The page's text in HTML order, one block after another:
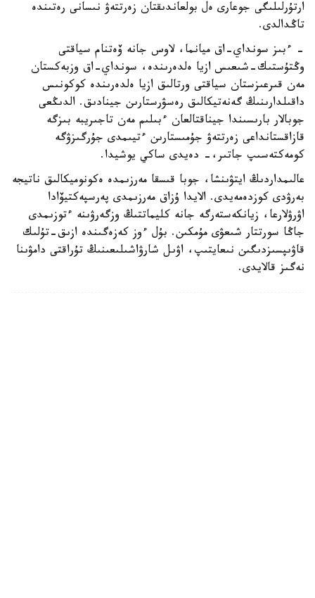
ارتۇرلىلىگى جوعارى ەل بولعاندىقتان زەرتتەۋ نىسانى رەتىندە
تاڭدالدى.
- ءبىز سونداي-اق ميانما، لاوس جانە ۆەتنام سياقتى
وڭتۇستىك-شىعىس ازيا ەلدەرىندە، سونداي-اق وزبەكستان
مەن قىرعىزستان سياقتى ورتالىق ازيا ەلدەرىندە كوكونىس
داقىلدارىنىڭ گەنەتيكالىق رەسۋرستارىن جينادىق. الدىڭعى
جوبالار بارىسىندا جيناقتالعان ءبىلىم مەن تاجىريبە بىزگە
قازاقستانداعى زەرتتەۋ جۇمىستارىن ءتيىمدى جۇرگىزۋگە
كومەكتەسىپ جاتىر،- دەيدى ساكي يوشيدا.
عالىمداردىڭ ايتۋىنشا، جوبا قىسقا مەرزىمدە ەكونوميكالىق ناتيجە
بەرۋدى كوزدەمەيدى. الايدا ۇزاق مەرزىمدى پەرسپەكتيۆادا
اۋرۋلارعا، زيانكەستەرگە جانە كليماتتىڭ وزگەرۋىنە ءتوزىمدى
جاڭا سورتتار شىعۋى مۇمكىن. بۇل ءوز كەزەگىندە ازىق-تۇلىك
قاۋىپسىزدىگىن نىعايتىپ، اۋىل شارۋاشىلىعىنىڭ تۇراقتى دامۋىنا
نەگىز قالايدى.